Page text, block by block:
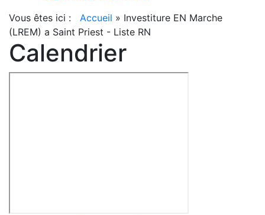
Vous êtes ici : Accueil » Investiture EN Marche
(LREM) a Saint Priest - Liste RN
Calendrier